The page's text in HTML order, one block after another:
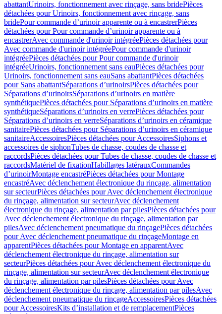
abattantUrinoirs, fonctionnement avec rinçage, sans bridePièces
détachées pour Urinoirs, fonctionnement avec rinçage, sans
bridePour commande d’urinoir apparente ou à encastrerPièces
détachées pour Pour commande d’urinoir apparente ou à
encastrerAvec commande d'urinoir intégréePièces détachées pour
Avec commande d'urinoir intégréePour commande d'urinoir
intégréePièces détachées pour Pour commande d'urinoir
intégréeUrinoirs, fonctionnement sans eauPièces détachées pour
Urinoirs, fonctionnement sans eauSans abattantPièces détachées
pour Sans abattantSéparations d’urinoirsPièces détachées pour
Séparations d’urinoirsSéparations d’urinoirs en matière
synthétiquePièces détachées pour Séparations d’urinoirs en matière
synthétiqueSéparations d’urinoirs en verrePièces détachées pour
Séparations d’urinoirs en verreSéparations d’urinoirs en céramique
sanitairePièces détachées pour Séparations d’urinoirs en céramique
sanitaireAccessoiresPièces détachées pour AccessoiresSiphons et
accessoires de siphonTubes de chasse, coudes de chasse et
raccordsPièces détachées pour Tubes de chasse, coudes de chasse et
raccordsMatériel de fixationHabillages latérauxCommandes
dʼurinoirMontage encastréPièces détachées pour Montage
encastréAvec déclenchement électronique du rinçage, alimentation
sur secteurPièces détachées pour Avec déclenchement électronique
du rinçage, alimentation sur secteurAvec déclenchement
électronique du rinçage, alimentation par pilesPièces détachées pour
Avec déclenchement électronique du rinçage, alimentation par
pilesAvec déclenchement pneumatique du rinçagePièces détachées
pour Avec déclenchement pneumatique du rinçageMontage en
apparentPièces détachées pour Montage en apparentAvec
déclenchement électronique du rinçage, alimentation sur
secteurPièces détachées pour Avec déclenchement électronique du
rinçage, alimentation sur secteurAvec déclenchement électronique
du rinçage, alimentation par pilesPièces détachées pour Avec
déclenchement électronique du rinçage, alimentation par pilesAvec
déclenchement pneumatique du rinçageAccessoiresPièces détachées
pour AccessoiresKits d’installation et de remplacementPièces